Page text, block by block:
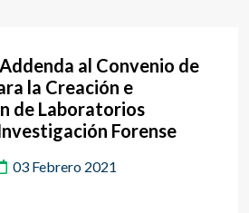
al Convenio de
la Creación e
de Laboratorios
Forense
03 Febrero 2021